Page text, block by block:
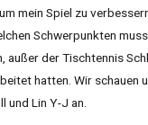
mein Spiel zu
Schwerpunkten
außer der Tischtennis
hatten. Wir schauen
und Lin Y-J an.